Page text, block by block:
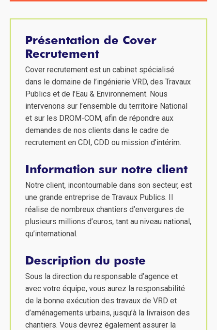
Présentation de Cover
Recrutement
Cover recrutement est un cabinet spécialisé
dans le domaine de l’ingénierie VRD, des Travaux
Publics et de l’Eau & Environnement. Nous
intervenons sur l’ensemble du territoire National
et sur les DROM-COM, afin de répondre aux
demandes de nos clients dans le cadre de
recrutement en CDI, CDD ou mission d’intérim.
Information sur notre client
Notre client, incontournable dans son secteur, est
une grande entreprise de Travaux Publics. Il
réalise de nombreux chantiers d’envergures de
plusieurs millions d’euros, tant au niveau national,
qu’international.
Description du poste
Sous la direction du responsable d’agence et
avec votre équipe, vous aurez la responsabilité
de la bonne exécution des travaux de VRD et
d’aménagements urbains, jusqu’à la livraison des
chantiers. Vous devrez également assurer la